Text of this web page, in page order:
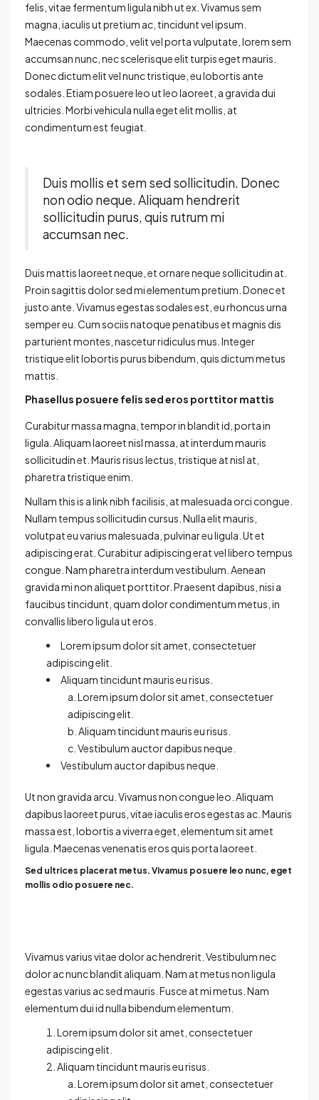
felis, vitae fermentum ligula nibh ut ex. Vivamus sem
magna, iaculis ut pretium ac, tincidunt vel ipsum.
Maecenas commodo, velit vel porta vulputate, lorem sem
accumsan nunc, nec scelerisque elit turpis eget mauris.
Donec dictum elit vel nunc tristique, eu lobortis ante
sodales. Etiam posuere leo ut leo laoreet, a gravida dui
ultricies. Morbi vehicula nulla eget elit mollis, at
condimentum est feugiat.
Duis mollis et sem sed sollicitudin. Donec
non odio neque. Aliquam hendrerit
sollicitudin purus, quis rutrum mi
accumsan nec.
Duis mattis laoreet neque, et ornare neque sollicitudin at.
Proin sagittis dolor sed mi elementum pretium. Donec et
justo ante. Vivamus egestas sodales est, eu rhoncus urna
semper eu. Cum sociis natoque penatibus et magnis dis
parturient montes, nascetur ridiculus mus. Integer
tristique elit lobortis purus bibendum, quis dictum metus
mattis.
Phasellus posuere felis sed eros porttitor mattis
Curabitur massa magna, tempor in blandit id, porta in
ligula. Aliquam laoreet nisl massa, at interdum mauris
sollicitudin et. Mauris risus lectus, tristique at nisl at,
pharetra tristique enim.
Nullam this is a link nibh facilisis, at malesuada orci congue.
Nullam tempus sollicitudin cursus. Nulla elit mauris,
volutpat eu varius malesuada, pulvinar eu ligula. Ut et
adipiscing erat. Curabitur adipiscing erat vel libero tempus
congue. Nam pharetra interdum vestibulum. Aenean
gravida mi non aliquet porttitor. Praesent dapibus, nisi a
faucibus tincidunt, quam dolor condimentum metus, in
convallis libero ligula ut eros.
Lorem ipsum dolor sit amet, consectetuer
adipiscing elit.
Aliquam tincidunt mauris eu risus.
Lorem ipsum dolor sit amet, consectetuer
adipiscing elit.
Aliquam tincidunt mauris eu risus.
Vestibulum auctor dapibus neque.
Vestibulum auctor dapibus neque.
Ut non gravida arcu. Vivamus non congue leo. Aliquam
dapibus laoreet purus, vitae iaculis eros egestas ac. Mauris
massa est, lobortis a viverra eget, elementum sit amet
ligula. Maecenas venenatis eros quis porta laoreet.
Sed ultrices placerat metus. Vivamus posuere leo nunc, eget
mollis odio posuere nec.
Vivamus varius vitae dolor ac hendrerit. Vestibulum nec
dolor ac nunc blandit aliquam. Nam at metus non ligula
egestas varius ac sed mauris. Fusce at mi metus. Nam
elementum dui id nulla bibendum elementum.
Lorem ipsum dolor sit amet, consectetuer
adipiscing elit.
Aliquam tincidunt mauris eu risus.
Lorem ipsum dolor sit amet, consectetuer